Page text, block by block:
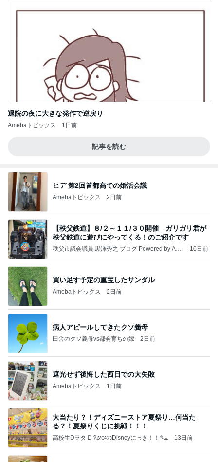
退院の夜に大きな発作で逆戻り
Amebaトピックス 1日前
記事を読む
ヒデ 第2回首都高での婚活会議
Amebaトピックス 2日前
【秩父鉄道】８/２～１１/３０開催 ガリガリ君が
秩父鉄道に遊びにやってくる！のご紹介です
秩父市議会議員 黒澤秀之 ブログ Powered by Ame
10日前
買い足す予定の重宝したサンダル
Amebaトピックス 2日前
病人アピールしてきたクソ義母
田舎のクソ義母vs都会育ちの嫁 2日前
遮光せず後悔した西日での大失敗
Amebaトピックス 1日前
大当たり？！ディズニーストア夏祭り…何当た
る？！夏祭りくじに挑戦！！！
高校生Dヲタ Ꭰ-ᎮꭵꭹꭴのDisneyにっき！！✎ܚ 13日前